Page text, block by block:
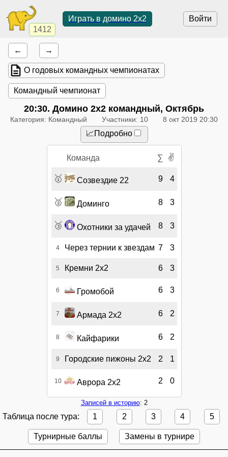
1412
Войти
Играть в домино 2x2
← →
О годовых командных чемпионатах
Командный чемпионат
20:30. Домино 2x2 командный, Октябрь
Категория: Командный Участники: 10 8 окт 2019 20:30
📈Подробно
Команда ∑ ✌
🥇 Созвездие 22 9 4
🥈 Доминго 8 3
🥉 Охотники за удачей 8 3
4 Через тернии к звездам 7 3
5 Кремни 2х2 6 3
6 Громобой 6 3
7 Армада 2х2 6 2
8 Кайфарики 6 2
9 Городские пижоны 2х2 2 1
10 Аврора 2х2 2 0
Записей в историю: 2
Таблица после тура: 1 2 3 4 5
Турнирные баллы Замены в турнире